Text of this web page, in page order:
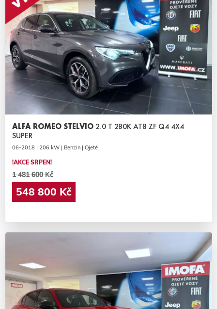
ALFA ROMEO STELVIO 2.0 T 280K AT8 ZF Q4 4X4
SUPER
06-2018 | 206 kW | Benzin | Ojeté
!AKCE SRPEN!
1 481 600 Kč
548 800 Kč